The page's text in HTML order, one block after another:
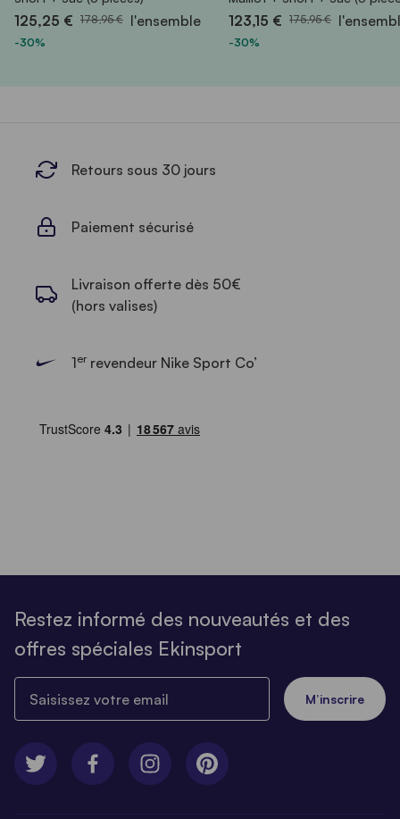
125,25 € 178,95 € l'ensemble
-30%
123,15 € 175,95 €
-30%
Retours sous 30 jours
Paiement sécurisé
Livraison offerte dès 50€
(hors valises)
1errevendeur Nike Sport Co’
Restez informé des nouveautés et des
offres spéciales Ekinsport
M’inscrire